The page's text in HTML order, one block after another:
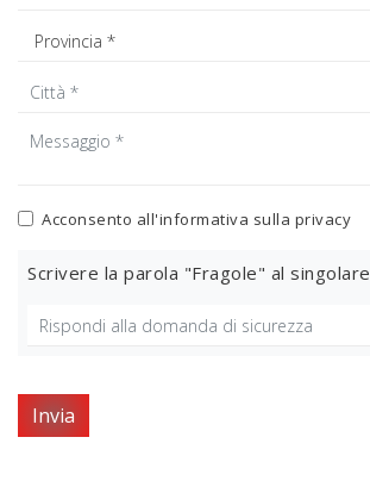
Acconsento all'informativa sulla privacy
Scrivere la parola "Fragole" al singolare
Invia